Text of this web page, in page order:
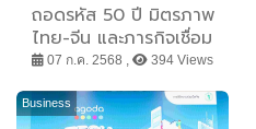
ถอดรหัส 50 ปี มิตรภาพ
ไทย-จีน และภารกิจเชื่อม
ธุรกิจวัฒนธรรมจากรุ่นสู่รุ่น
07 ก.ค. 2568 , 394 Views
Business